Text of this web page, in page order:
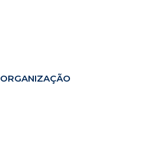
ORGANIZAÇÃO